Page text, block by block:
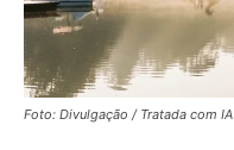
Foto: Divulgação / Tratada com IA